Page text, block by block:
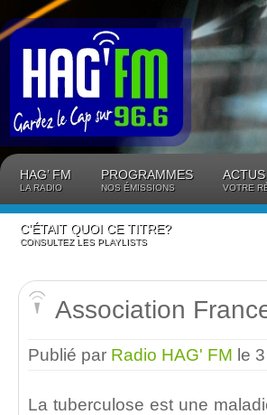
HAG’ FM
LA RADIO
PROGRAMMES
NOS ÉMISSIONS
ACTUS
VOTRE
C’ÉTAIT QUOI CE TITRE?
CONSULTEZ LES PLAYLISTS
Association
Publié par Radio HAG' FM le
La tuberculose est une
Panneau de gestion des cookies